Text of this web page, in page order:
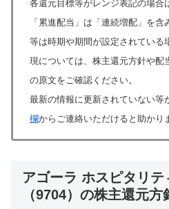
各還元目標等がレンジ表記の場合
「累進配当」は「連続増配」を
等は時期や期間が設定されている
現については、株主還元方針や配
の原文をご確認ください。
最新の情報に更新されていない等
欄からご連絡いただけると助かり
アゴーラ ホスピタリ
（9704）の株主還元